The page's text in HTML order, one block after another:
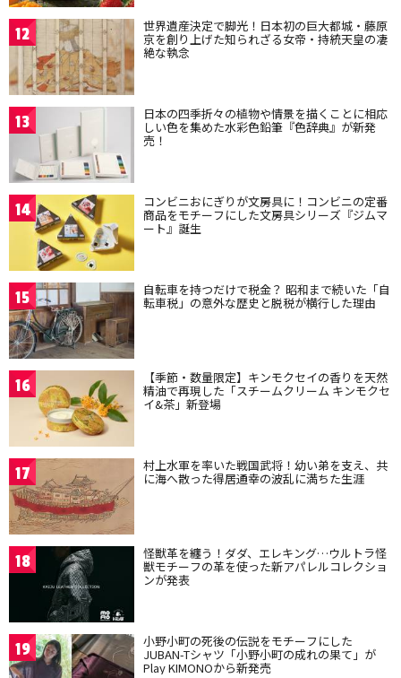
12 世界遺産決定で脚光！日本初の巨大都城・藤原
京を創り上げた知られざる女帝・持統天皇の凄
絶な執念
13 日本の四季折々の植物や情景を描くことに相応
しい色を集めた水彩色鉛筆『色辞典』が新発
売！
14 コンビニおにぎりが文房具に！コンビニの定番
商品をモチーフにした文房具シリーズ『ジムマ
ート』誕生
15 自転車を持つだけで税金？ 昭和まで続いた「自
転車税」の意外な歴史と脱税が横行した理由
16 【季節・数量限定】キンモクセイの香りを天然
精油で再現した「スチームクリーム キンモクセ
イ&茶」新登場
17 村上水軍を率いた戦国武将！幼い弟を支え、共
に海へ散った得居通幸の波乱に満ちた生涯
18 怪獣革を纏う！ダダ、エレキング…ウルトラ怪
獣モチーフの革を使った新アパレルコレクショ
ンが発表
19 小野小町の死後の伝説をモチーフにした
JUBAN-Tシャツ「小野小町の成れの果て」が
Play KIMONOから新発売